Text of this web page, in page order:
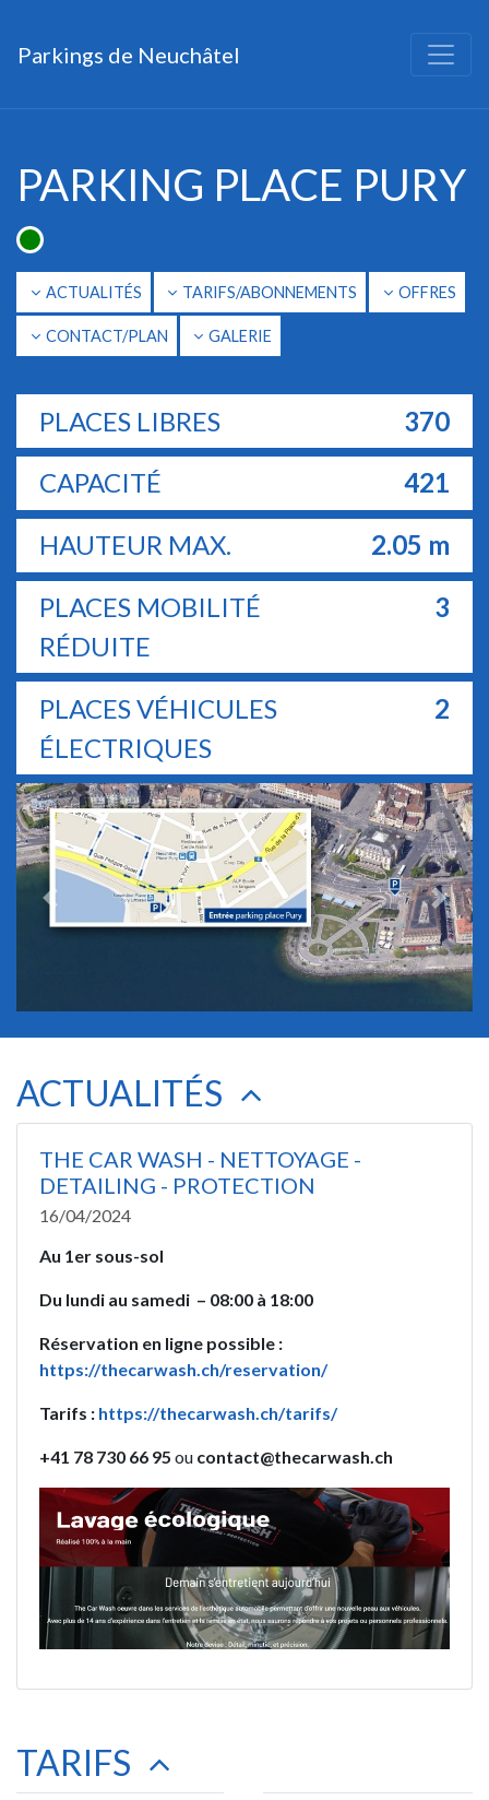
Main Navigation
Parkings de Neuchâtel
PARKING PLACE PURY
ACTUALITÉS TARIFS/ABONNEMENTS OFFRES
CONTACT/PLAN GALERIE
PLACES LIBRES
370
CAPACITÉ
421
HAUTEUR MAX.
2.05 m
PLACES MOBILITÉ
RÉDUITE
3
PLACES VÉHICULES
ÉLECTRIQUES
2
Previous Next
ACTUALITÉS
THE CAR WASH - NETTOYAGE -
DETAILING - PROTECTION
16/04/2024
Au 1er sous-sol
Du lundi au samedi – 08:00 à 18:00
Réservation en ligne possible :
https://thecarwash.ch/reservation/
Tarifs : https://thecarwash.ch/tarifs/
+41 78 730 66 95 ou contact@thecarwash.ch
TARIFS